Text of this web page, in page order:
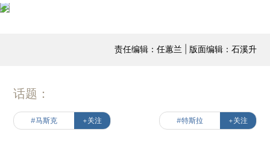
责任编辑：任蕙兰 | 版面编辑：石溪升
话题：
#马斯克 +关注 #特斯拉 +关注